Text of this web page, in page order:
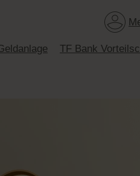
TF Bank